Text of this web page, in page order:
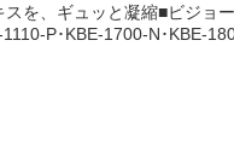
を、ギュッと凝縮■ビジョ
P･KBE-1700-N･KBE-